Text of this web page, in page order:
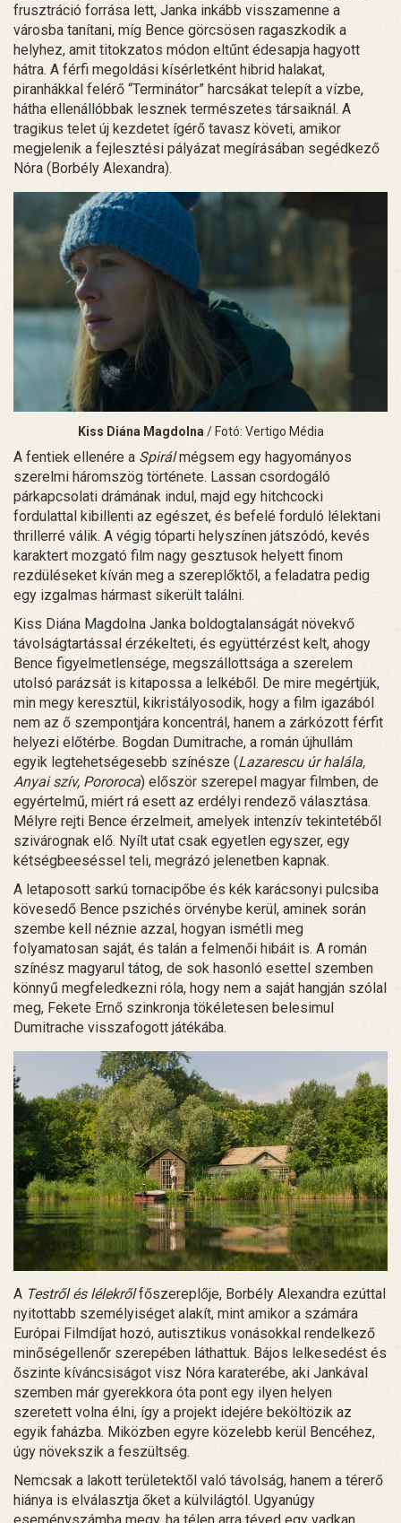
frusztráció forrása lett, Janka inkább visszamenne a
városba tanítani, míg Bence görcsösen ragaszkodik a
helyhez, amit titokzatos módon eltűnt édesapja hagyott
hátra. A férfi megoldási kísérletként hibrid halakat,
piranhákkal felérő “Terminátor” harcsákat telepít a vízbe,
hátha ellenállóbbak lesznek természetes társaiknál. A
tragikus telet új kezdetet ígérő tavasz követi, amikor
megjelenik a fejlesztési pályázat megírásában segédkező
Nóra (Borbély Alexandra).
Kiss Diána Magdolna / Fotó: Vertigo Média
A fentiek ellenére a Spirálmégsem egy hagyományos
szerelmi háromszög története. Lassan csordogáló
párkapcsolati drámának indul, majd egy hitchcocki
fordulattal kibillenti az egészet, és befelé forduló lélektani
thrillerré válik. A végig tóparti helyszínen játszódó, kevés
karaktert mozgató film nagy gesztusok helyett finom
rezdüléseket kíván meg a szereplőktől, a feladatra pedig
egy izgalmas hármast sikerült találni.
Kiss Diána Magdolna Janka boldogtalanságát növekvő
távolságtartással érzékelteti, és együttérzést kelt, ahogy
Bence figyelmetlensége, megszállottsága a szerelem
utolsó parázsát is kitapossa a lelkéből. De mire megértjük,
min megy keresztül, kikristályosodik, hogy a film igazából
nem az ő szempontjára koncentrál, hanem a zárkózott férfit
helyezi előtérbe. Bogdan Dumitrache, a román újhullám
egyik legtehetségesebb színésze (Lazarescu úr halála,
Anyai szív, Pororoca) először szerepel magyar filmben, de
egyértelmű, miért rá esett az erdélyi rendező választása.
Mélyre rejti Bence érzelmeit, amelyek intenzív tekintetéből
szivárognak elő. Nyílt utat csak egyetlen egyszer, egy
kétségbeeséssel teli, megrázó jelenetben kapnak.
A letaposott sarkú tornacipőbe és kék karácsonyi pulcsiba
kövesedő Bence pszichés örvénybe kerül, aminek során
szembe kell néznie azzal, hogyan ismétli meg
folyamatosan saját, és talán a felmenői hibáit is. A román
színész magyarul tátog, de sok hasonló esettel szemben
könnyű megfeledkezni róla, hogy nem a saját hangján szólal
meg, Fekete Ernő szinkronja tökéletesen belesimul
Dumitrache visszafogott játékába.
A Testről és lélekrőlfőszereplője, Borbély Alexandra ezúttal
nyitottabb személyiséget alakít, mint amikor a számára
Európai Filmdíjat hozó, autisztikus vonásokkal rendelkező
minőségellenőr szerepében láthattuk. Bájos lelkesedést és
őszinte kíváncsiságot visz Nóra karaterébe, aki Jankával
szemben már gyerekkora óta pont egy ilyen helyen
szeretett volna élni, így a projekt idejére beköltözik az
egyik faházba. Miközben egyre közelebb kerül Bencéhez,
úgy növekszik a feszültség.
Nemcsak a lakott területektől való távolság, hanem a térerő
hiánya is elválasztja őket a külvilágtól. Ugyanúgy